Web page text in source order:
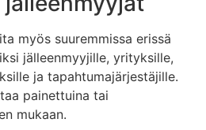
myös suuremmissa erissä
jälleenmyyjille, yrityksille,
ja tapahtumajärjestäjille.
painettuina tai
mukaan.